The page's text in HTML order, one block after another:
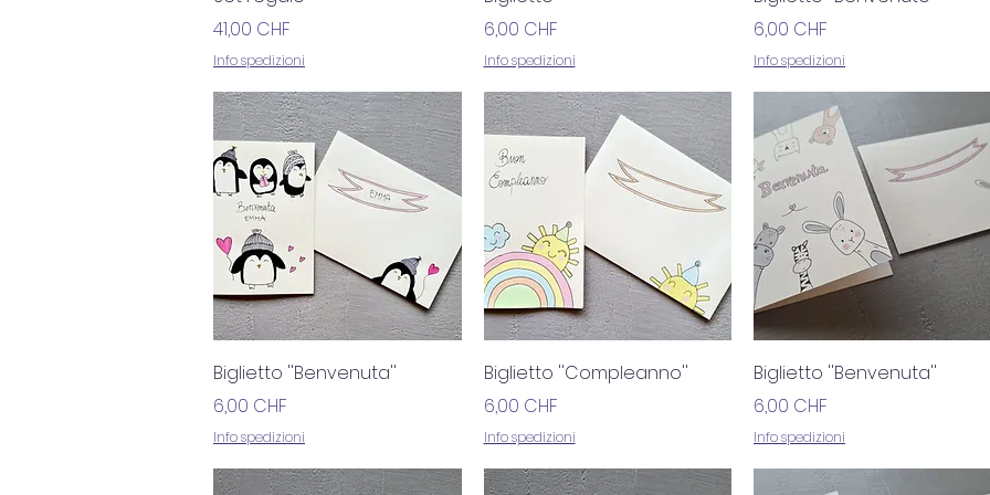
Prezzo
41,00 CHF
Info spedizioni
Prezzo
6,00 CHF
Info spedizioni
Prezzo
6,00 CHF
Info spedizioni
Vista rapida
Biglietto ''Benvenuta''
Prezzo
6,00 CHF
Info spedizioni
Vista rapida
Biglietto ''Compleanno''
Prezzo
6,00 CHF
Info spedizioni
Vista rapida
Biglietto ''Benvenuta''
Prezzo
6,00 CHF
Info spedizioni